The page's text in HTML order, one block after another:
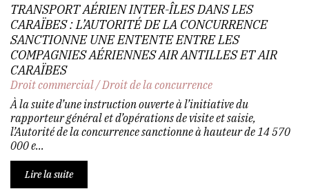
TRANSPORT AÉRIEN INTER-ÎLES DANS LES
CARAÏBES : L’AUTORITÉ DE LA CONCURRENCE
SANCTIONNE UNE ENTENTE ENTRE LES
COMPAGNIES AÉRIENNES AIR ANTILLES ET AIR
CARAÏBES
Droit commercial/Droit de la concurrence
À la suite d’une instruction ouverte à l’initiative du
rapporteur général et d’opérations de visite et saisie,
l’Autorité de la concurrence sanctionne à hauteur de 14 570
000 e...
Lire la suite